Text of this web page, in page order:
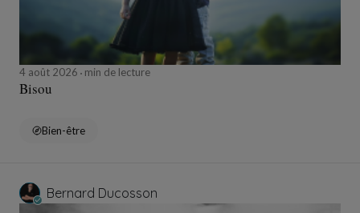
4 août 2026 min de lecture
Bisou
Bien-être
Bernard Ducosson